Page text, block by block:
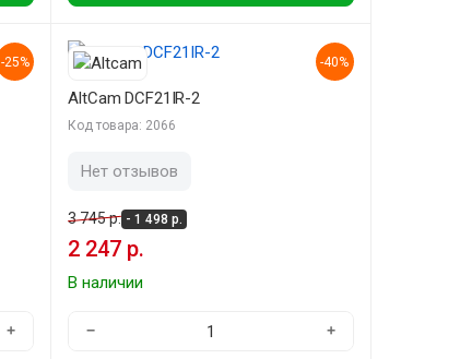
-25%
+
-40%
AltCam DCF21IR-2
Код товара: 2066
Нет отзывов
3 745 р. - 1 498 р.
2 247 р.
В наличии
− +